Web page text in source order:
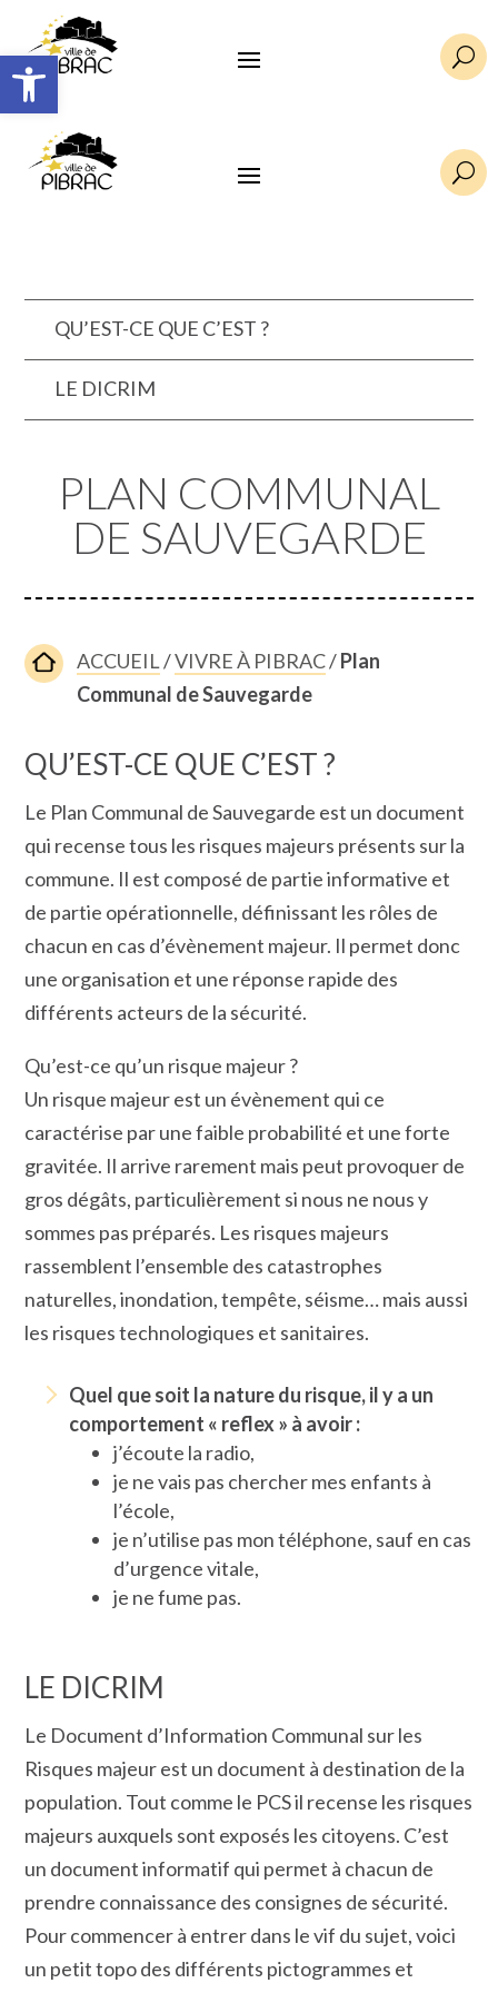
Ouvrir la barre d’outils U
U
QU’EST-CE QUE C’EST ?
LE DICRIM
PLAN COMMUNAL
DE SAUVEGARDE
ACCUEIL/VIVRE À PIBRAC/Plan
Communal de Sauvegarde
QU’EST-CE QUE C’EST ?
Le Plan Communal de Sauvegarde est un document
qui recense tous les risques majeurs présents sur la
commune. Il est composé de partie informative et
de partie opérationnelle, définissant les rôles de
chacun en cas d’évènement majeur. Il permet donc
une organisation et une réponse rapide des
différents acteurs de la sécurité.
Qu’est-ce qu’un risque majeur ?
Un risque majeur est un évènement qui ce
caractérise par une faible probabilité et une forte
gravitée. Il arrive rarement mais peut provoquer de
gros dégâts, particulièrement si nous ne nous y
sommes pas préparés. Les risques majeurs
rassemblent l’ensemble des catastrophes
naturelles, inondation, tempête, séisme… mais aussi
les risques technologiques et sanitaires.
Quel que soit la nature du risque, il y a un
comportement « reflex » à avoir :
j’écoute la radio,
je ne vais pas chercher mes enfants à
l’école,
je n’utilise pas mon téléphone, sauf en cas
d’urgence vitale,
je ne fume pas.
LE DICRIM
Le Document d’Information Communal sur les
Risques majeur est un document à destination de la
population. Tout comme le PCS il recense les risques
majeurs auxquels sont exposés les citoyens. C’est
un document informatif qui permet à chacun de
prendre connaissance des consignes de sécurité.
Pour commencer à entrer dans le vif du sujet, voici
un petit topo des différents pictogrammes et